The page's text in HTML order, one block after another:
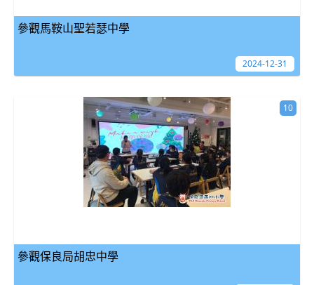
參觀馬鞍山聖若瑟中學
2024-12-31
參觀保良局胡忠中學
10